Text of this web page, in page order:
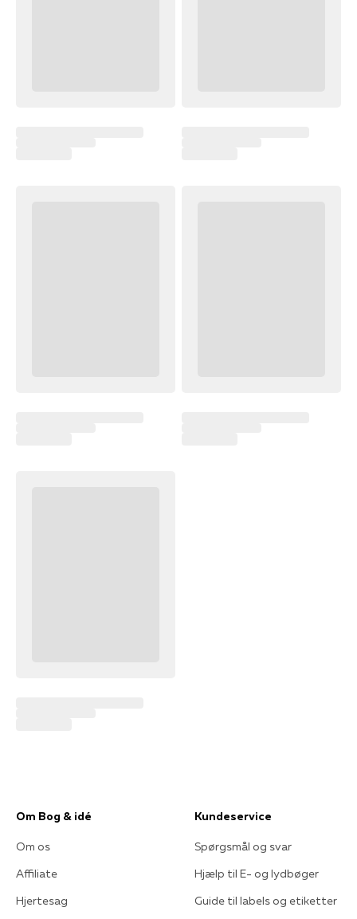
Om Bog & idé
Om os
Affiliate
Hjertesag
Kundeservice
Spørgsmål og svar
Hjælp til E- og lydbøger
Guide til labels og etiketter